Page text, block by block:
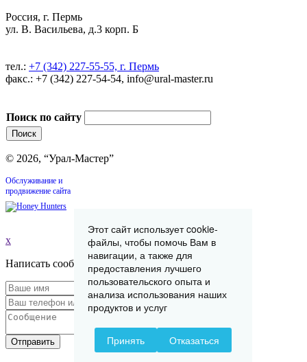
Россия, г. Пермь
ул. В. Васильева, д.3 корп. Б
тел.: +7 (342) 227-55-55, г. Пермь
факс.: +7 (342) 227-54-54, info@ural-master.ru
Поиск по сайту
© 2026, “Урал-Мастер”
Обслуживание и
продвижение сайта
x
Написать сообщение
Отправить
Этот сайт использует cookie-
файлы, чтобы помочь Вам в
навигации, а также для
предоставления лучшего
пользовательского опыта и
анализа использования наших
продуктов и услуг
Принять Отказаться